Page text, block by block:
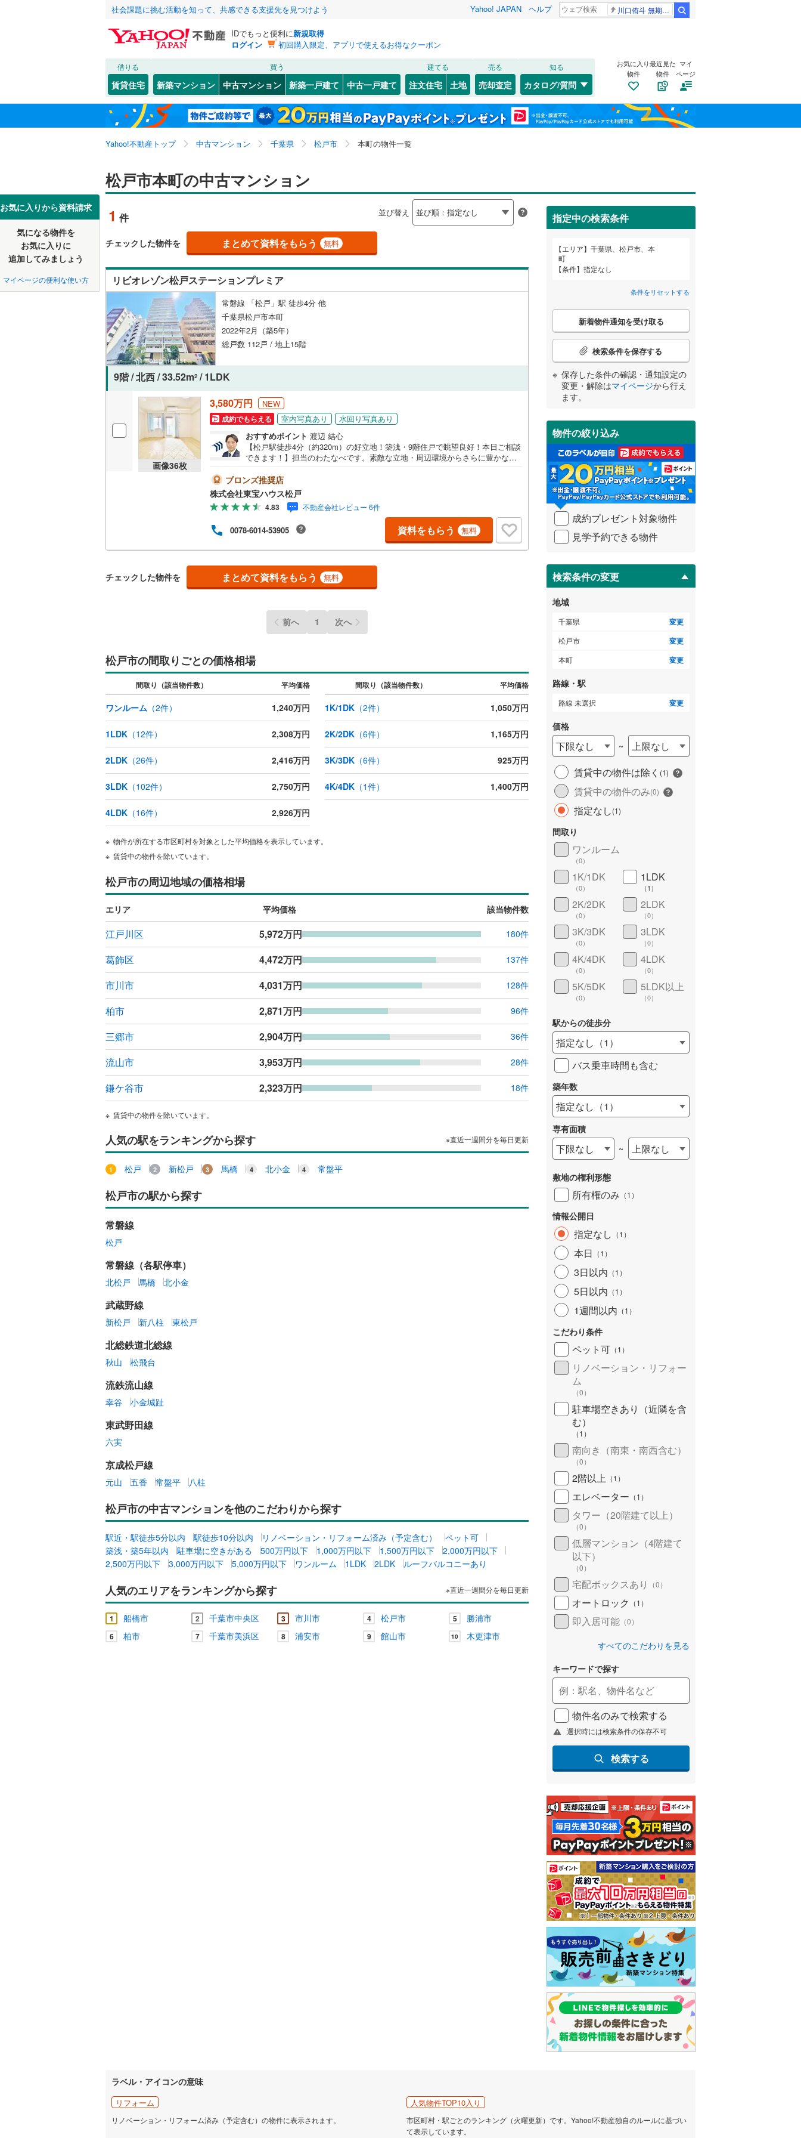
社会課題に挑む活動を知って、共感できる支援先を見つけよう Yahoo! JAPAN ヘルプ 川口侑斗 無期懲役
IDでもっと便利に新規取得
ログイン
初回購入限定、アプリで使えるお得なクーポン
借りる
賃貸住宅
買う
新築マンション 中古マンション 新築一戸建て 中古一戸建て
建てる
注文住宅 土地
売る
売却査定
知る
カタログ/質問
お気に入り
物件
最近見た
物件
マイ
ページ
Yahoo!不動産トップ 中古マンション 千葉県 松戸市 本町の物件一覧
お気に入りから資料請求
気になる物件を
お気に入りに
追加してみましょう
マイページの便利な使い方
松戸市本町の中古マンション
1 件 並び替え
チェックした物件を まとめて資料をもらう 無料
リビオレゾン松戸ステーションプレミア
常磐線 「松戸」駅 徒歩4分 他
千葉県松戸市本町
2022年2月（築5年）
総戸数 112戸 / 地上15階
9階 / 北西 / 33.52m2 / 1LDK
画像36枚
3,580万円 NEW
成約でもらえる 室内写真あり
水回り写真あり
おすすめポイント 渡辺 結心
【松戸駅徒歩4分（約320m）の好立地！築浅・9階住戸で眺望良好！本日ご相談
できます！】担当のわたなべです。素敵な立地・周辺環境からさらに豊かな暮
す！【営業時間9:00～21:00】ご見学希望のお客様:右上の「室内・現地を見学す
る」をクリックして下さい。資料請求希望のお客様:右上の「資料をもらう」を
クリックして下さい。【東宝ハウス松戸のポイント】（1）不動産のご提案から
資金計画・ライフシミュレーションのご相談・無理のないライフプラン、提携
による低金利住宅ローンのご提案、購入前に知る「購入後の家族の生活」を
「未来カレンダー」で見える化します。（2）ご購入後から始まる「専属FPに
よるファイナンシャルライフサポート」・漠然としたキャッシュフローのグラ
フ化、効果的な生命保険の見直し、繰り上げ返済の効果的なタイミングなどご
提案させて頂きます。
ブロンズ推奨店
株式会社東宝ハウス松戸
4.83 不動産会社レビュー 6件
0078-6014-53905 資料をもらう 無料
チェックした物件を まとめて資料をもらう 無料
前へ 1 次へ
松戸市の間取りごとの価格相場
間取り（該当物件数） 平均価格 間取り（該当物件数） 平均価格
ワンルーム （2件） 1,240万円 1K/1DK（2件） 1,050万円
1LDK （12件） 2,308万円 2K/2DK（6件） 1,165万円
2LDK （26件） 2,416万円 3K/3DK（6件） 925万円
3LDK （102件） 2,750万円 4K/4DK（1件） 1,400万円
4LDK （16件） 2,926万円
物件が所在する市区町村を対象とした平均価格を表示しています。
賃貸中の物件を除いています。
松戸市の周辺地域の価格相場
エリア 平均価格 該当物件数
江戸川区 5,972万円 180件
葛飾区 4,472万円 137件
市川市 4,031万円 128件
柏市 2,871万円 96件
三郷市 2,904万円 36件
流山市 3,953万円 28件
鎌ケ谷市 2,323万円 18件
賃貸中の物件を除いています。
人気の駅をランキングから探す ※直近一週間分を毎日更新
松戸 新松戸 馬橋 北小金 常盤平
松戸市の駅から探す
常磐線
松戸
常磐線（各駅停車）
北松戸 馬橋 北小金
武蔵野線
新松戸 新八柱 東松戸
北総鉄道北総線
秋山 松飛台
流鉄流山線
幸谷 小金城趾
東武野田線
六実
京成松戸線
元山 五香 常盤平 八柱
松戸市の中古マンションを他のこだわりから探す
駅近・駅徒歩5分以内 駅徒歩10分以内 リノベーション・リフォーム済み（予定含む）
ペット可
築浅・築5年以内
駐車場に空きがある 500万円以下 1,000万円以下 1,500万円以下
2,000万円以下
2,500万円以下
3,000万円以下 5,000万円以下 ワンルーム 1LDK 2LDK ルーフバルコニーあり
人気のエリアをランキングから探す ※直近一週間分を毎日更新
1 船橋市 2 千葉市中央区 3 市川市 4 松戸市 5 勝浦市
6 柏市 7 千葉市美浜区 8 浦安市 9 館山市 10 木更津市
指定中の検索条件
エリア
千葉県、松戸市、本
町
条件
指定なし
条件をリセットする
こ
検
条
件
受
け
取
る
・
条
件
を
イ
ペ
ジ
に
保
存
す
る
新着物件通知を受け取る
検索条件を保存する
保存した条件の確認・通知設定の
変更・解除はマイページから行え
ます。
物件の絞り込み
成約プレゼント対象物件
見学予約できる物件
検索条件の変更
地域
千葉県 変更
松戸市 変更
本町 変更
路線・駅
路線 未選択 変更
価格
下限なし ~
上限なし
賃貸中の物件は除く (1)
賃貸中の物件のみ(0)
指定なし(1)
間取り
ワンルーム
（0）
1K/1DK
（0）
1LDK
（1 ）
2K/2DK
（0）
2LDK
（0）
3K/3DK
（0）
3LDK
（0）
4K/4DK
（0）
4LDK
（0）
5K/5DK
（0）
5LDK以上
（0）
駅からの徒歩分
指定なし （1 ）
バス乗車時間も含む
築年数
指定なし （1 ）
専有面積
下限なし ~ 上限なし
敷地の権利形態
所有権のみ （1 ）
情報公開日
指定なし （1 ）
本日 （1 ）
3日以内 （1 ）
5日以内 （1 ）
1週間以内 （1 ）
こだわり条件
ペット可 （1 ）
リノベーション・リフォー
ム
（0）
駐車場空きあり（近隣を含
む）
（1 ）
南向き（南東・南西含む）
（0）
2階以上 （1 ）
エレベーター （1 ）
タワー（20階建て以上）
（0）
低層マンション（4階建て
以下）
（0）
宅配ボックスあり （0）
オートロック （1 ）
即入居可能 （0）
すべてのこだわりを見る
キーワードで探す
物件名のみで検索する
選択時には検索条件の保存不可
検索する
ラベル・アイコンの意味
リフォーム
リノベーション・リフォーム済み（予定含む）の物件に表示されます。
人気物件TOP10入り
市区町村・駅ごとのランキング（火曜更新）です。Yahoo!不動産独自のルールに基づい
て表示しています。
北海道 北海道
東北 青森 岩手 宮城 秋田 山形 福島
関東 東京 神奈川 埼玉 千葉
信越・北陸 新潟 長野
三重
近畿 大阪 兵庫
中国 鳥取 島根 岡山 広島 山口
四国 徳島 香川
九州・沖縄 福岡 佐賀 鹿児島 沖縄
該当物件0件 この条件で検索する 市区町村を選択する
千葉市 中央区(93) 花見川区(49) 稲毛区(71)
若葉区(33) 緑区(21) 美浜区(125)
かの地域
館山市(2)
茂原市 成田市(7)
東金市(1) 旭市(0)
習志野市(66) 勝浦市(7 )
市原市(21) 流山市(32) 八千代市(53)
我孫子市(24) 鴨川市(5)
君津市(2) (57)
四街道市( 9) 八街市(0)
印西市(36) 白井市(26) 富里市(9)
香取市 ( 0)
山武市 (0)
印旛郡酒々井町( 1) 香取郡神崎町(0)
香取郡多古町(0) 香取郡東庄町(0) 山武郡九十九里町(0)
山武郡芝山町( 長生郡一宮町(1)
長生郡睦沢町(0) 長生郡白子町(9)
長生郡長南町 ) 夷隅郡大多喜町(0)
安房郡鋸南町(0)
該当物件0件 この条件で検索する 市区町村以下を選択する
秋山(3) 岩瀬(2) 大金平(2)
金ケ作(3) 上本郷(9) 河原塚(2)
久保平賀
7) 古ケ崎
小金きよしケ丘
(3
小根本(7) 小山(1) 胡録台(5)
新松戸(39) 高塚新田(1)
竹ケ花(1)
西馬橋幸町( 2
西馬橋広手町
八ケ崎 (4) 東平賀(1)
日暮(4) 二ツ木(2)
9)
松戸新田
三ケ月(1)
緑ケ丘 (3) 稔台(5)
吉井町(2) 和名ケ谷 新松戸南(1)
六高台(11) 新松戸北(7) 五香(2)
該当物件0件 この条件で検索する
JR 常磐線(1) 総武本線(0) 外房線(0)
内房線(0) 京葉線(0) 成田線(0)
鹿島線(0) 久留里線(0) 東金線(0)
武蔵野線( ) 常磐線（各駅停車）
地下鉄 東京メトロ東西線 (0
銚子電気鉄道 0) 小湊鐵道(0)
千葉都市モノレール(0) 流鉄流山線(0) つくばエクスプレス(0)
京成成田高速鉄道アクセス線(0) 京成千葉線(0)
京成千原線(0) 京成松戸線(1) 北総鉄道北総線(
山万ユーカリが丘線(0) 芝山鉄道(0)
東葉高速鉄道(0
該当物件0件 この条件で検索する 駅を選択する
該当物件0件 この条件で検索する
こだわり条件 リフォーム、リノベーション
リノベーション・リフォーム
（0）
築古・築30年以上（0）
共用設備
宅配ボックスあり
トランクルーム（0） エレベーター（1） バイク置き場（0）
（1）
オートロック （1） 防犯カメラ（0）
ペット可 （ 1）
配置、向き、建ち方、日当たり
角住戸（0 ） 2階以上（1）
階下に住戸なし 最上階（0）
構造・規模・施工・品質・工法関連
耐震構造（0） 制震構造（0）
大規模（総戸数200以上）
タワー（20階建て以上）（0）
低層マンション（4階建て以
下）（0）
立地
最寄りの駅が始発駅 海まで2km以内 （0） 小学校まで1km以内（1）
共用施設
コンシェルジュサービス（0 ゲストルーム（0
0 ）
ＴＶモニタ付インターホン
（1）
間取り、居室全体
バリアフリー住宅（ ）
キッチン
独立型キッチン （0 ）
浴室乾燥機あり
バルコニー、庭
ルーフバルコニー（0） 専用庭（0） ワイドバルコニー（1 ）
ウォークインクローゼット
（1）
販売、価格、契約、入居関連など
即入居可能（0）
オンライン内見(相談)可（1） IT重説可（1）
オンライン対応とは？ 詳しく見る
該当物件0件 この条件で検索する
検索条件を保存しました
この検索条件の新着物件通知は、 マイページから設定できます。
千葉県、松戸市、本町
検索条件を保存する
マイページ
お気に入りリストを見る
閉じる
お気に入りリストを見る
閉じる